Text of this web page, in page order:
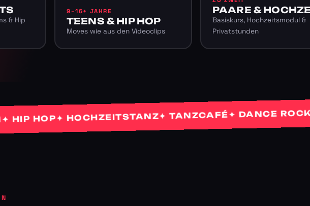
& Hip
9–16+ JAHRE
TEENS & HIP HOP
Moves wie aus den Videoclips
PAARE &
Basiskurs, Hochzeitsmodul &
Privatstunden
✦ HOCHZEITSTANZ✦ TANZCAFÉ✦ DANCE ROCKETS✦